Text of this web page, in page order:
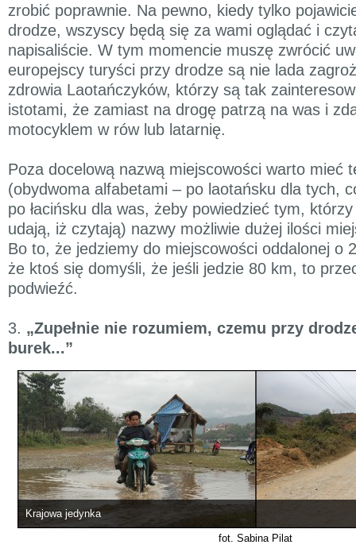
zrobić poprawnie. Na pewno, kiedy tylko
drodze, wszyscy będą się za wami oglądać i
napisaliście. W tym momencie muszę zwrócić
europejscy turyści przy drodze są nie lada
zdrowia Laotańczyków, którzy są tak
istotami, że zamiast na drogę patrzą na was i
motocyklem w rów lub latarnię.
Poza docelową nazwą miejscowości warto mieć
(obydwoma alfabetami – po laotańsku dla tych,
po łacińsku dla was, żeby powiedzieć tym,
udają, iż czytają) nazwy możliwie dużej ilości
Bo to, że jedziemy do miejscowości oddalonej o
że ktoś się domyśli, że jeśli jedzie 80 km, to
podwieźć.
3. „Zupełnie nie rozumiem, czemu przy
burek...”
Krajowa jedynka
fot. Sabina Pilat